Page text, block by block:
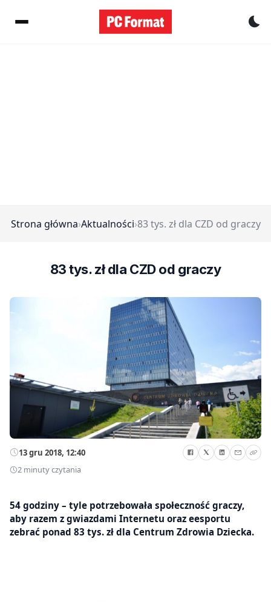
Strona główna›Aktualności›83 tys. zł dla CZD od graczy
83 tys. zł dla CZD od graczy
13 gru 2018, 12:40
2 minuty czytania
54 godziny – tyle potrzebowała społeczność graczy,
aby razem z gwiazdami Internetu oraz eesportu
zebrać ponad 83 tys. zł dla Centrum Zdrowia Dziecka.